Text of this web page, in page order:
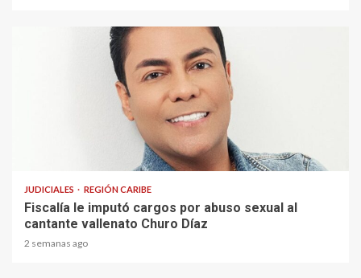
JUDICIALES REGIÓN CARIBE
Fiscalía le imputó cargos por abuso sexual al
cantante vallenato Churo Díaz
2 semanas ago